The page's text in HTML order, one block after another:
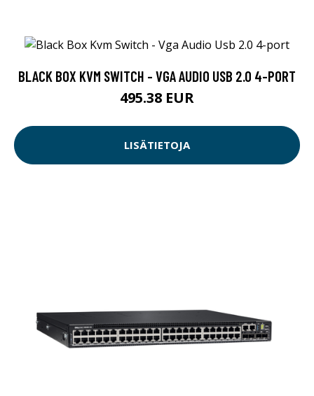
BLACK BOX KVM SWITCH - VGA AUDIO USB 2.0 4-PORT
495.38 EUR
LISÄTIETOJA